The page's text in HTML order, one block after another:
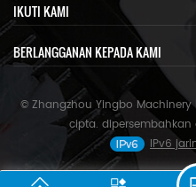
IKUTI KAMI
BERLANGGANAN KEPADA KAMI
© Zhangzhou Yingbo
cipta. dipersembahkan
IPv6